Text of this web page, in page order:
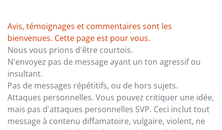
Avis, témoignages et commentaires sont les
bienvenues. Cette page est pour vous.
Nous vous prions d'être courtois.
N'envoyez pas de message ayant un ton agressif ou
insultant.
Pas de messages répétitifs, ou de hors sujets.
Attaques personnelles. Vous pouvez critiquer une idée,
mais pas d'attaques personnelles SVP. Ceci inclut tout
message à contenu diffamatoire, vulgaire, violent, ne